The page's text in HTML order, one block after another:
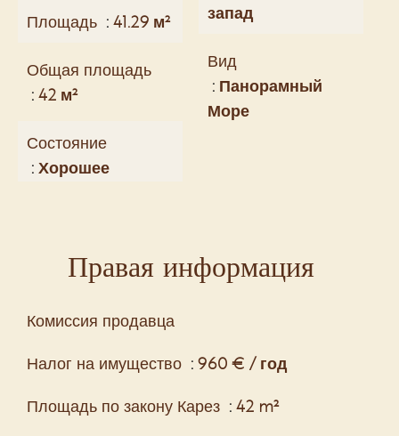
Площадь 41.29 м²
Общая площадь
42 м²
Состояние
Хорошее
запад
Вид
Панорамный
Море
Правая информация
Комиссия продавца
Налог на имущество
960 € / год
Площадь по закону Карез
42 m²